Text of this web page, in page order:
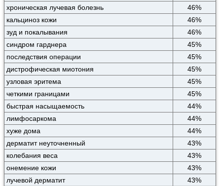
хроническая лучевая болезнь
46%
кальциноз кожи
46%
зуд и покалывания
46%
синдром гарднера
45%
последствия операции
45%
дистрофическая миотония
45%
узловая эритема
45%
четкими границами
45%
быстрая насыщаемость
44%
лимфосаркома
44%
хуже дома
44%
дерматит неуточненный
43%
колебания веса
43%
онемение кожи
43%
лучевой дерматит
43%